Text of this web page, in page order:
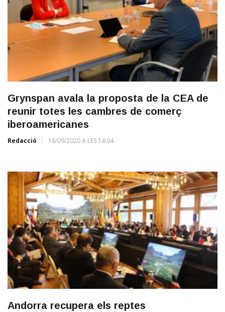
Grynspan avala la proposta de la CEA de
reunir totes les cambres de comerç
iberoamericanes
Redacció 16/09/2020 A LES 14:04
Andorra recupera els reptes